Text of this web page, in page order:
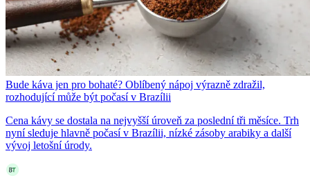
Bude káva jen pro bohaté? Oblíbený nápoj výrazně zdražil,
rozhodující může být počasí v Brazílii
Cena kávy se dostala na nejvyšší úroveň za poslední tři měsíce. Trh
nyní sleduje hlavně počasí v Brazílii, nízké zásoby arabiky a další
vývoj letošní úrody.